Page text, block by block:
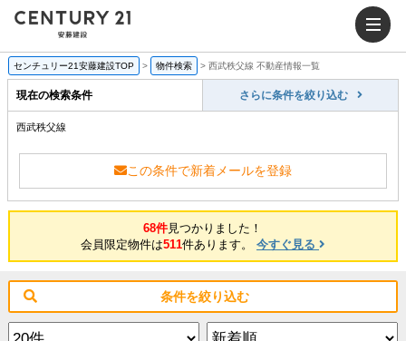
センチュリー21安藤建設TOP > 物件検索 > 西武秩父線 不動産情報一覧
現在の検索条件 さらに条件を絞り込む
西武秩父線
この条件で新着メールを登録
68件見つかりました！
会員限定物件は511件あります。 今すぐ見る
条件を絞り込む